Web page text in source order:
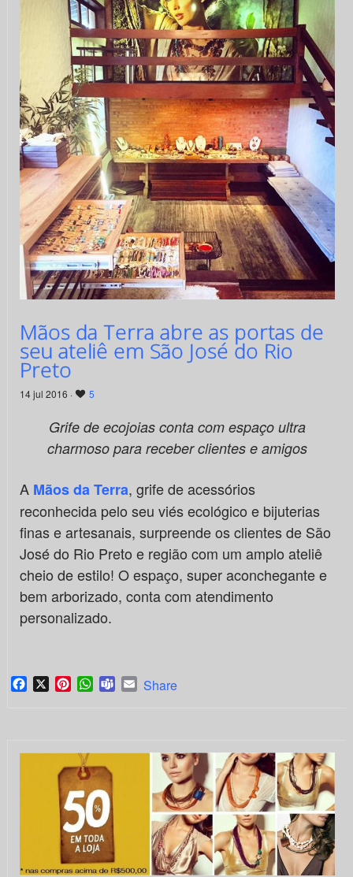
Mãos da Terra abre as portas de
seu ateliê em São José do Rio
Preto
14 jul 2016 · 5
Grife de ecojoias conta com espaço ultra
charmoso para receberclientes e amigos
A Mãos da Terra, grife de acessórios
reconhecida pelo seu viés ecológico e bijuterias
finas e artesanais, surpreende os clientes de São
José do Rio Preto e região com um amplo ateliê
cheio de estilo! O espaço, super aconchegante e
bem arborizado, conta com atendimento
personalizado.
Facebook
X PinterestWhatsApp
TeamsEmail
Share